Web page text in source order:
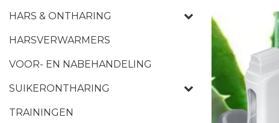
HARS & ONTHARING
HARSVERWARMERS
VOOR- EN NABEHANDELING
SUIKERONTHARING
TRAININGEN